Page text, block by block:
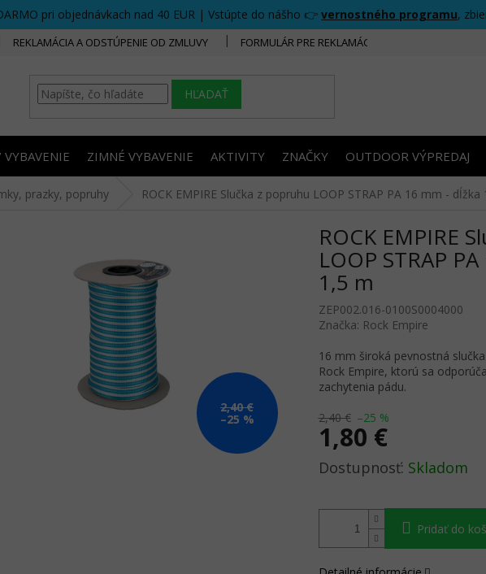
pri objednávkach nad 40 EUR | Vstúpte do nášho 👉 vernostného programu,
REKLAMÁCIA A ODSTÚPENIE OD ZMLUVY FORMULÁR PRE REKLAMÁCIU FORMULÁR
HĽADAŤ
ZIMNÉ VYBAVENIE AKTIVITY ZNAČKY OUTDOOR VÝPREDAJ
prazky, popruhy ROCK EMPIRE Slučka z popruhu LOOP STRAP PA 16 mm - dĺžka
2,40 €
–25 %
ROCK EMPIRE
LOOP STRAP
1,5 m
ZEP002.016-0100S0004000
Značka: Rock Empire
2,40 € –25 %
1,80 €
Jednotková
Skladom
Pridať do
16 mm široká pevnostná
Rock Empire, ktorú sa
zachytenia pádu.